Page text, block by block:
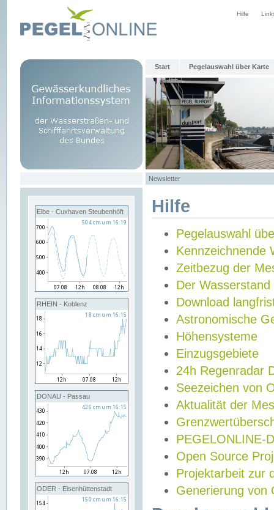
Hilfe
Start Pegelauswahl über Karte
Newsletter
Elbe - Cuxhaven Steubenhöft
RHEIN - Koblenz
DONAU - Passau
ODER - Eisenhüttenstadt
Hilfe
Pegelauswahl
Kennzeichnende
Zeitbezug der
Der Wasserstand
Download
Astronomische
Höhensysteme
Einzugsgebiete
24h Regenradar
Seezeichen von
Aktualität der
PEGELONLINE-
Open Source
Projektarbeit zur
Generierung von